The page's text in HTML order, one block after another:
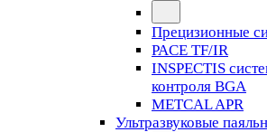
Прецизионные
PACE TF/IR
INSPECTIS
контроля BGA
METCAL APR
Ультразвуковые